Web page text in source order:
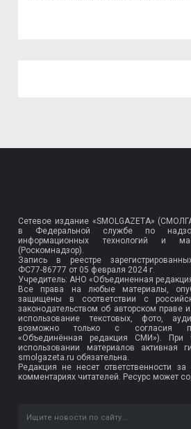
Сетевое издание «SMOLGAZETA»
в Федеральной службе по
информационных технологий и
(Роскомнадзор).
Запись в реестре
ФС77-86777 от 05 февраля 2024 г.
Учредитель: АНО «Объединенная
Все права на любые материалы,
защищены в соответствии с
законодательством об авторском
использование текстовых, фото,
возможно только с согласия
«Объединённая редакция СМИ»). При
использовании материалов активная
smolgazeta.ru обязательна.
Редакция не несет ответственности
комментариях читателей. Ресурс может